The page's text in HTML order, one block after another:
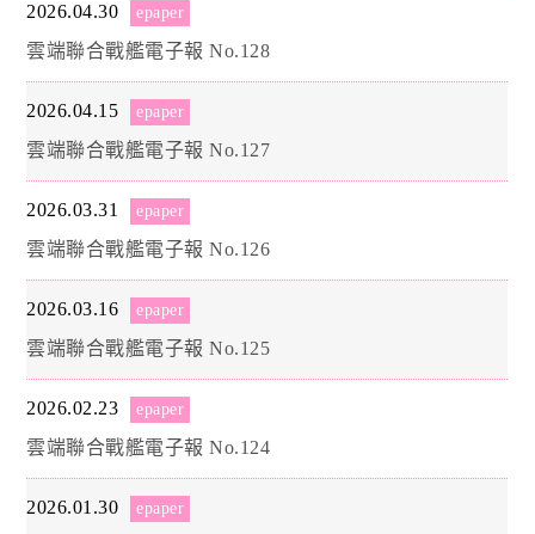
2026.04.30 epaper
雲端聯合戰艦電子報 No.128
2026.04.15 epaper
雲端聯合戰艦電子報 No.127
2026.03.31 epaper
雲端聯合戰艦電子報 No.126
2026.03.16 epaper
雲端聯合戰艦電子報 No.125
2026.02.23 epaper
雲端聯合戰艦電子報 No.124
2026.01.30 epaper